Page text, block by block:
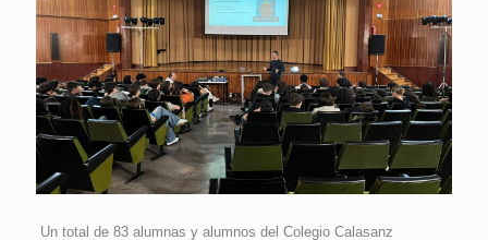
Un total de 83 alumnas y alumnos del Colegio Calasanz